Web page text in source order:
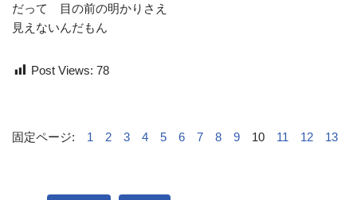
だって 目の前の明かりさえ
見えないんだもん
Post Views: 78
固定ページ: 1 2 3 4 5 6 7 8 9 10 11 12 13